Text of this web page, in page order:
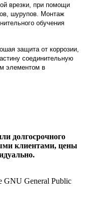
врезки, при помощи
шурупов. Монтаж
обучения
защита от коррозии,
соединительную
элементом в
долгосрочного
клиентами, цены
GNU General Public